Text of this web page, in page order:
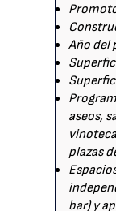
Año del
aseos,
plazas
bar) y